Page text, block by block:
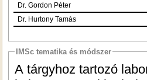
Dr. Gordon Péter
Dr. Hurtony Tamás
IMSc tematika és módszer
A tárgyhoz tartozó